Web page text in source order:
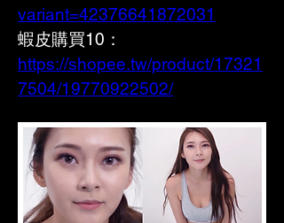
variant=42376641872031
https://shopee.tw/product/17321
7504/19770922502/